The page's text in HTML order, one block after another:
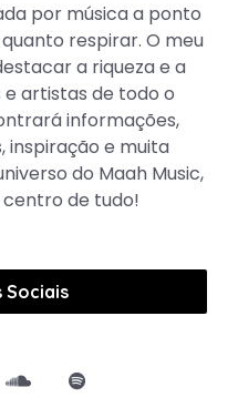
por música a ponto
respirar. O meu
a riqueza e a
artistas de todo o
informações,
inspiração e muita
do Maah Music,
centro de tudo!
Sociais